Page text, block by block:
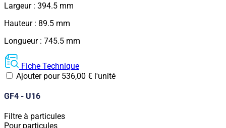
Largeur : 394.5 mm
Hauteur : 89.5 mm
Longueur : 745.5 mm
Fiche Technique
Ajouter pour 536,00 € l'unité
GF4 - U16
Filtre à particules
Pour particules